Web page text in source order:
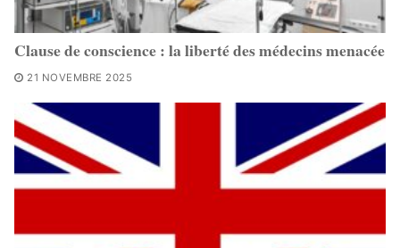
Clause de conscience : la liberté des médecins menacée
21 NOVEMBRE 2025